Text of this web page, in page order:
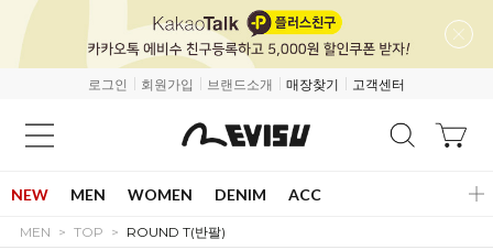
로그인 회원가입 브랜드소개 매장찾기 고객센터
NEW MEN WOMEN DENIM ACC
MEN TOP ROUND T(반팔)